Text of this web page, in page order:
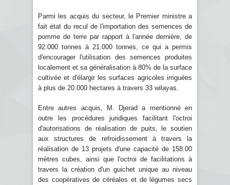
Parmi les acquis du secteur, le Premier ministre a
fait état du recul de l'importation des semences de
pomme de terre par rapport à l'année dernière, de
92.000 tonnes à 21.000 tonnes, ce qui a permis
d'encourager l'utilisation des semences produites
localement et sa généralisation à 80% de la surface
cultivée et d'élargir les surfaces agricoles irriguées
à plus de 20.000 hectares à travers 33 wilayas.
Entre autres acquis, M. Djerad a mentionné en
outre les procédures juridiques facilitant l'octroi
d'autorisations de réalisation de puits, le soutien
aux structures de refroidissement à travers la
réalisation de 13 projets d'une capacité de 158.00
mètres cubes, ainsi que l'octroi de facilitations à
travers la création d'un guichet unique au niveau
des coopératives de céréales et de légumes secs